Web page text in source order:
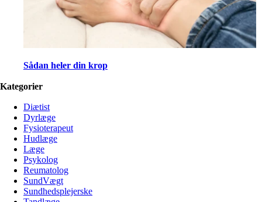
Sådan heler din krop
Kategorier
Diætist
Dyrlæge
Fysioterapeut
Hudlæge
Læge
Psykolog
Reumatolog
SundVægt
Sundhedsplejerske